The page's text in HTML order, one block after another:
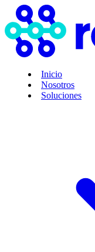
Inicio
Nosotros
Soluciones